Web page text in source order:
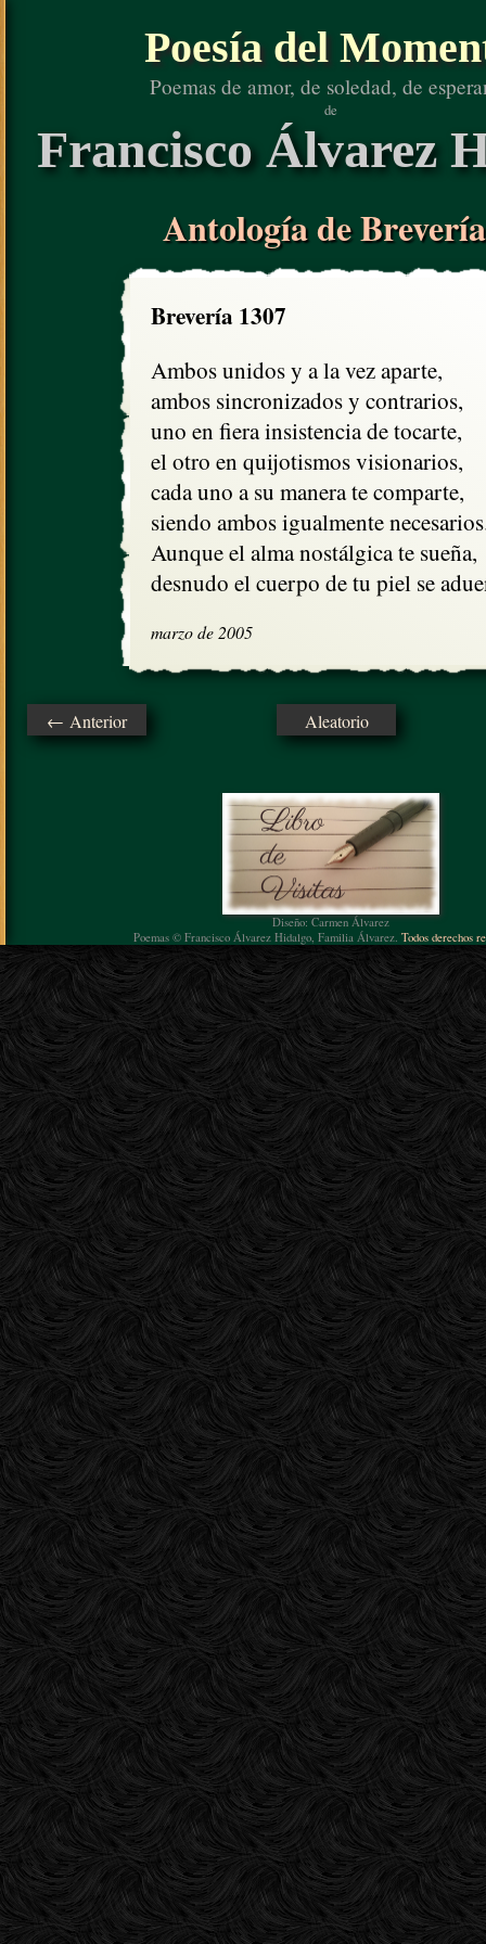
Poesía del
Poemas de amor, de soledad, de
de
Francisco Álvarez
Antología de
Brevería 1307
Ambos unidos y a la vez aparte,
ambos sincronizados y contrarios,
uno en fiera insistencia de tocarte,
el otro en quijotismos visionarios,
cada uno a su manera te comparte,
siendo ambos igualmente
Aunque el alma nostálgica te sueña,
desnudo el cuerpo de tu piel se
marzo de 2005
← Anterior Aleatorio
Diseño: Carmen Álvarez
Poemas © Francisco Álvarez Hidalgo, Familia Álvarez. Todos derechos